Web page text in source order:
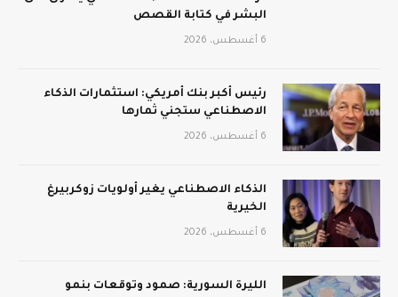
البشر في كتابة القصص
6 أغسطس، 2026
رئيس أكبر بنك أمريكي: استثمارات الذكاء
الاصطناعي ستجني ثمارها
6 أغسطس، 2026
الذكاء الاصطناعي يغير أولويات زوكربيرغ
الخيرية
6 أغسطس، 2026
الليرة السورية: صمود وتوقعات بنمو